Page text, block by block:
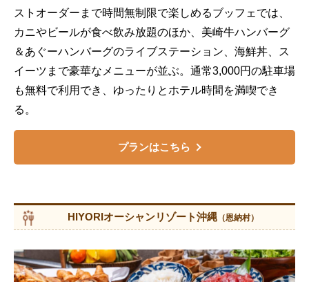
ストオーダーまで時間無制限で楽しめるブッフェでは、
カニやビールが食べ飲み放題のほか、美崎牛ハンバーグ
＆あぐーハンバーグのライブステーション、海鮮丼、ス
イーツまで豪華なメニューが並ぶ。通常3,000円の駐車場
も無料で利用でき、ゆったりとホテル時間を満喫でき
る。
プランはこちら
HIYORIオーシャンリゾート沖縄（恩納村）